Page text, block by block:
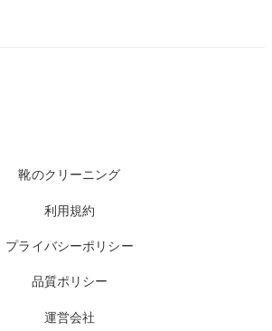
靴のクリーニング
利用規約
プライバシーポリシー
品質ポリシー
運営会社